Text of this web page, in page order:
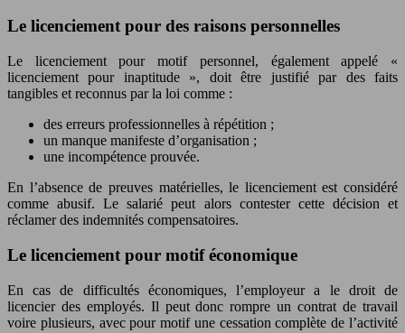
Le licenciement pour des raisons personnelles
Le licenciement pour motif personnel, également appelé «
licenciement pour inaptitude », doit être justifié par des faits
tangibles et reconnus par la loi comme :
des erreurs professionnelles à répétition ;
un manque manifeste d’organisation ;
une incompétence prouvée.
En l’absence de preuves matérielles, le licenciement est considéré
comme abusif. Le salarié peut alors contester cette décision et
réclamer des indemnités compensatoires.
Le licenciement pour motif économique
En cas de difficultés économiques, l’employeur a le droit de
licencier des employés. Il peut donc rompre un contrat de travail
voire plusieurs, avec pour motif une cessation complète de l’activité